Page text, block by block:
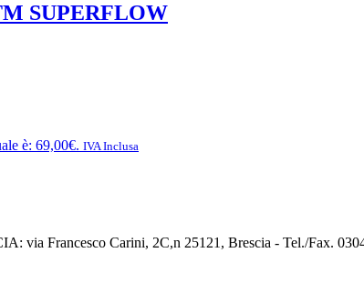
SUPERFLOW
è: 69,00€. IVA Inclusa
via Francesco Carini, 2C,n 25121, Brescia - Tel./Fax.